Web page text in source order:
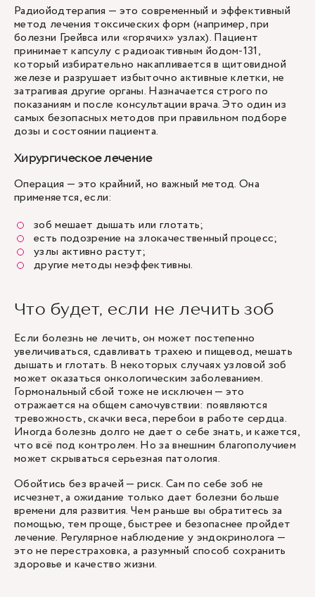
Радиойодтерапия — это современный и эффективный
метод лечения токсических форм (например, при
болезни Грейвса или «горячих» узлах). Пациент
принимает капсулу с радиоактивным йодом-131,
который избирательно накапливается в щитовидной
железе и разрушает избыточно активные клетки, не
затрагивая другие органы. Назначается строго по
показаниям и после консультации врача. Это один из
самых безопасных методов при правильном подборе
дозы и состоянии пациента.
Хирургическое лечение
Операция — это крайний, но важный метод. Она
применяется, если:
зоб мешает дышать или глотать;
есть подозрение на злокачественный процесс;
узлы активно растут;
другие методы неэффективны.
Что будет, если не лечить зоб
Если болезнь не лечить, он может постепенно
увеличиваться, сдавливать трахею и пищевод, мешать
дышать и глотать. В некоторых случаях узловой зоб
может оказаться онкологическим заболеванием.
Гормональный сбой тоже не исключен — это
отражается на общем самочувствии: появляются
тревожность, скачки веса, перебои в работе сердца.
Иногда болезнь долго не дает о себе знать, и кажется,
что всё под контролем. Но за внешним благополучием
может скрываться серьезная патология.
Обойтись без врачей — риск. Сам по себе зоб не
исчезнет, а ожидание только дает болезни больше
времени для развития. Чем раньше вы обратитесь за
помощью, тем проще, быстрее и безопаснее пройдет
лечение. Регулярное наблюдение у эндокринолога —
это не перестраховка, а разумный способ сохранить
здоровье и качество жизни.